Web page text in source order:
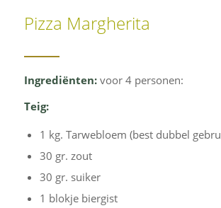
Pizza Margherita
Ingrediënten:voor 4 personen:
Teig:
1 kg. Tarwebloem (best dubbel
30 gr. zout
30 gr. suiker
1 blokje biergist